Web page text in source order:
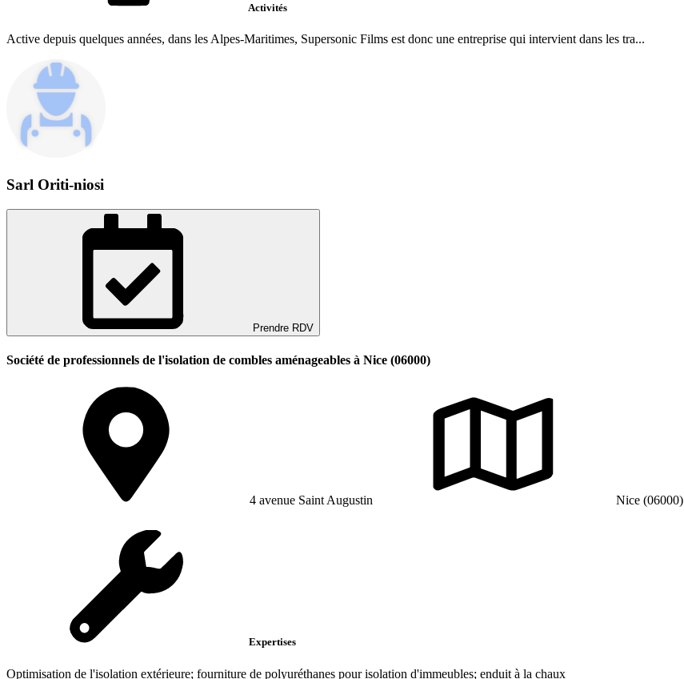
Activités
Active depuis quelques années, dans les Alpes-Maritimes, Supersonic Films est donc une entreprise qui intervient dans les tra...
Sarl Oriti-niosi
Prendre RDV
Société de professionnels de l'isolation de combles aménageables à Nice (06000)
4 avenue Saint Augustin Nice (06000)
Expertises
Optimisation de l'isolation extérieure; fourniture de polyuréthanes pour isolation d'immeubles; enduit à la chaux